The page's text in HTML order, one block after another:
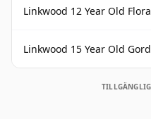
Linkwood 12 Year Old
Linkwood 15 Year Old